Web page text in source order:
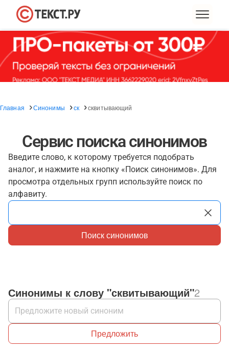
Главная Синонимы ск сквитывающий
Сервис поиска синонимов
Введите слово, к которому требуется подобрать
аналог, и нажмите на кнопку «Поиск синонимов». Для
просмотра отдельных групп используйте поиск по
алфавиту.
Поиск синонимов
Синонимы к слову "сквитывающий"2
Предложить